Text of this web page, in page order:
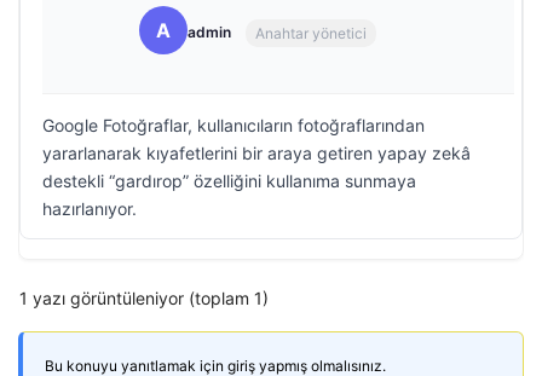
A admin Anahtar yönetici
Google Fotoğraflar, kullanıcıların fotoğraflarından
yararlanarak kıyafetlerini bir araya getiren yapay zekâ
destekli “gardırop” özelliğini kullanıma sunmaya
hazırlanıyor.
1 yazı görüntüleniyor (toplam 1)
Bu konuyu yanıtlamak için giriş yapmış olmalısınız.